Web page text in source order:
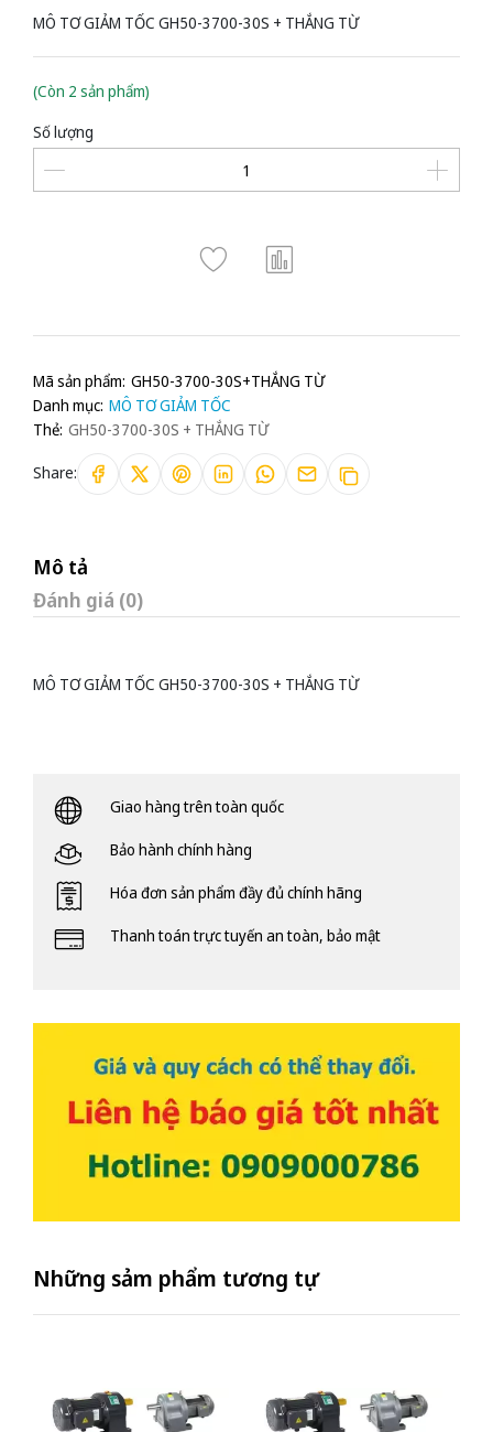
MÔ TƠ GIẢM TỐC GH50-3700-30S + THẮNG TỪ
(Còn 2 sản phẩm)
Số lượng
Mã sản phẩm: GH50-3700-30S+THẮNG TỪ
Danh mục: MÔ TƠ GIẢM TỐC
Thẻ: GH50-3700-30S + THẮNG TỪ
Share:
Mô tả
Đánh giá (0)
MÔ TƠ GIẢM TỐC GH50-3700-30S + THẮNG TỪ
Giao hàng trên toàn quốc
Bảo hành chính hàng
Hóa đơn sản phẩm đầy đủ chính hãng
Thanh toán trực tuyến an toàn, bảo mật
Những sảm phẩm tương tự